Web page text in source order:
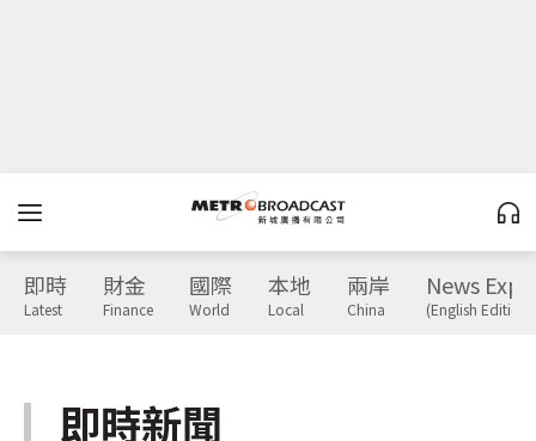
即時
Latest
財金
Finance
國際
World
本地
Local
兩岸
China
News
(English Edition)
即時新聞